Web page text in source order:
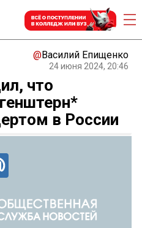
@Василий Епищенко
24 июня 2024, 20:46
что
в России